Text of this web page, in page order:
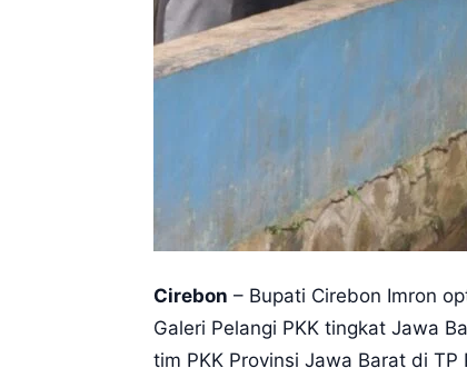
Cirebon – Bupati Cirebon Imron
Galeri Pelangi PKK tingkat Jawa
tim PKK Provinsi Jawa Barat di